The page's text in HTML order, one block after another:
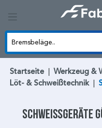
Startseite | Werkzeug &
Löt- & Schweißtechnik |
Schweißgeräte